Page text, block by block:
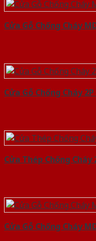
Cửa Gỗ Chống Cháy
Cửa Gỗ Chống Cháy
Cửa Thép Chống
Cửa Gỗ Chống Cháy